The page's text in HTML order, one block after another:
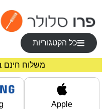
כל הקטגוריות
משלוח חינם
מחירים
Apple